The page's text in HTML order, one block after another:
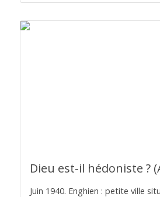
Dieu est-il hédoniste ?
Juin 1940. Enghien : petite ville